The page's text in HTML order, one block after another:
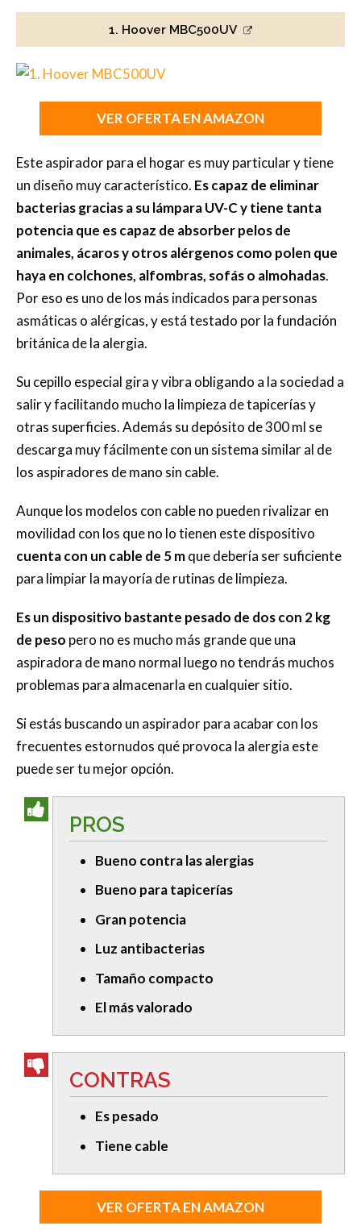
1. Hoover MBC500UV
VER OFERTA EN AMAZON
Este aspirador para el hogar es muy particular y tiene
un diseño muy característico. Es capaz de eliminar
bacterias gracias a su lámpara UV-C y tiene tanta
potencia que es capaz de absorber pelos de
animales, ácaros y otros alérgenos como polen que
haya en colchones, alfombras, sofás o almohadas.
Por eso es uno de los más indicados para personas
asmáticas o alérgicas, y está testado por la fundación
británica de la alergia.
Su cepillo especial gira y vibra obligando a la sociedad a
salir y facilitando mucho la limpieza de tapicerías y
otras superficies. Además su depósito de 300 ml se
descarga muy fácilmente con un sistema similar al de
los aspiradores de mano sin cable.
Aunque los modelos con cable no pueden rivalizar en
movilidad con los que no lo tienen este dispositivo
cuenta con un cable de 5 mque debería ser suficiente
para limpiar la mayoría de rutinas de limpieza.
Es un dispositivo bastante pesado de dos con 2 kg
de peso pero no es mucho más grande que una
aspiradora de mano normal luego no tendrás muchos
problemas para almacenarla en cualquier sitio.
Si estás buscando un aspirador para acabar con los
frecuentes estornudos qué provoca la alergia este
puede ser tu mejor opción.
PROS
Bueno contra las alergias
Bueno para tapicerías
Gran potencia
Luz antibacterias
Tamaño compacto
El más valorado
CONTRAS
Es pesado
Tiene cable
VER OFERTA EN AMAZON